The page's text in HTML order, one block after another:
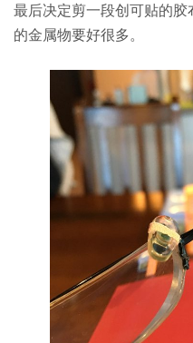
最后决定剪一段创可贴的
的金属物要好很多。